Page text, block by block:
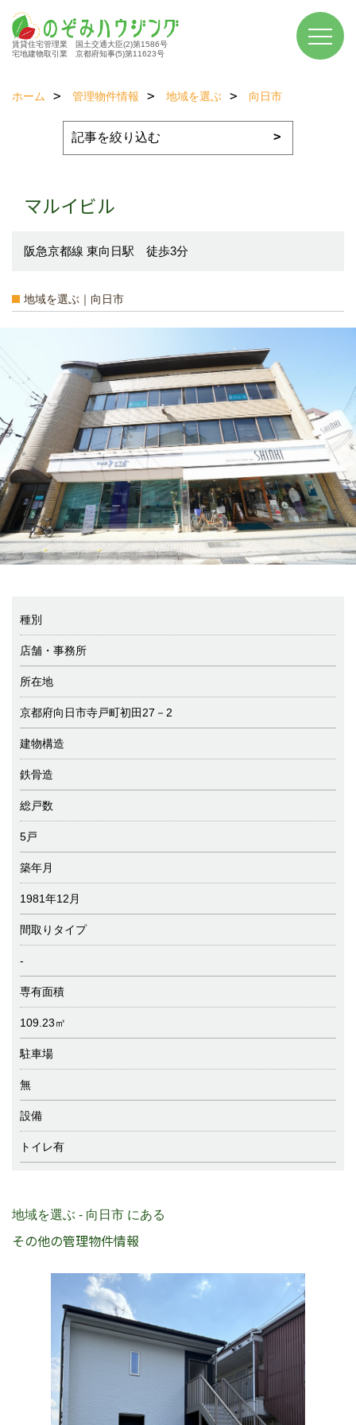
賃貸住宅管理業 国土交通大臣(2)第1586号
宅地建物取引業 京都府知事(5)第11623号
ホーム 管理物件情報 地域を選ぶ 向日市
マルイビル
阪急京都線 東向日駅 徒歩3分
地域を選ぶ｜向日市
種別
店舗・事務所
所在地
京都府向日市寺戸町初田27－2
建物構造
鉄骨造
総戸数
5戸
築年月
1981年12月
間取りタイプ
-
専有面積
109.23㎡
駐車場
無
設備
トイレ有
地域を選ぶ - 向日市 にある
その他の管理物件情報